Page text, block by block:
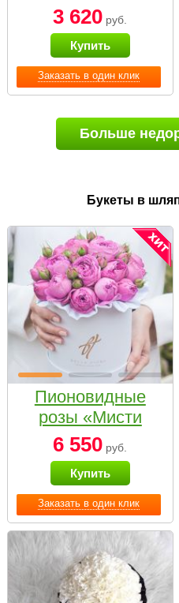
Заказать в один клик
3 620 руб.
Купить
Больше
Букеты в
Заказать в один клик
Пионовидные
розы «Мисти
бабблс» в белой
коробке Small
6 550 руб.
Купить